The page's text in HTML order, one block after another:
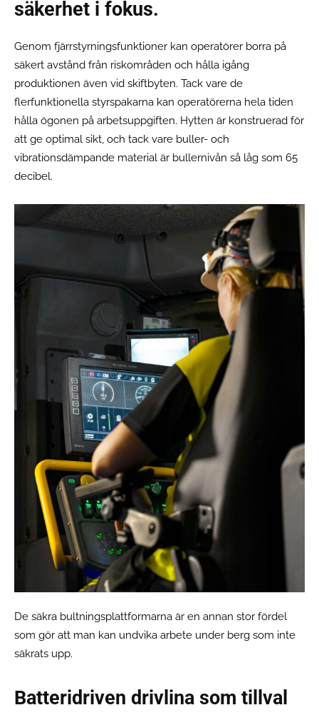
säkerhet i fokus.
Genom fjärrstyrningsfunktioner kan operatörer borra på
säkert avstånd från riskområden och hålla igång
produktionen även vid skiftbyten. Tack vare de
flerfunktionella styrspakarna kan operatörerna hela tiden
hålla ögonen på arbetsuppgiften. Hytten är konstruerad för
att ge optimal sikt, och tack vare buller- och
vibrationsdämpande material är bullernivån så låg som 65
decibel.
De säkra bultningsplattformarna är en annan stor fördel
som gör att man kan undvika arbete under berg som inte
säkrats upp.
Batteridriven drivlina som tillval